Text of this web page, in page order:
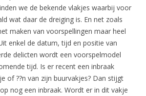
we de bekende vlakjes waarbij voor
wat daar de dreiging is. En net zoals
maken van voorspellingen maar heel
enkel de datum, tijd en positie van
delicten wordt een voorspelmodel
tijd. Is er recent een inbraak
of ??n van zijn buurvakjes? Dan stijgt
nog een inbraak. Wordt er in dit vakje